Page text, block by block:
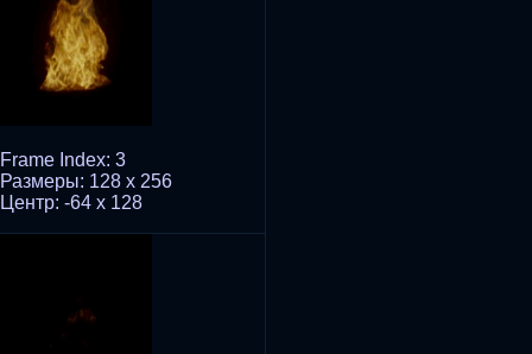
Frame Index: 3
Размеры: 128 x 256
Центр: -64 x 128